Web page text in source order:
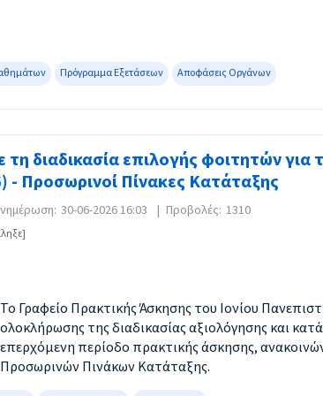
Πρόγραμμα Εξετάσεων Αποφάσεις Οργάνων
τη διαδικασία επιλογής φοιτητών για
- Προσωρινοί Πίνακες Κατάταξης
30-06-2026 16:03 | Προβολές: 1310
Το Γραφείο Πρακτικής Άσκησης του Ιονίου
ολοκλήρωσης της διαδικασίας αξιολόγησης και
επερχόμενη περίοδο πρακτικής άσκησης,
Προσωρινών Πινάκων Κατάταξης.